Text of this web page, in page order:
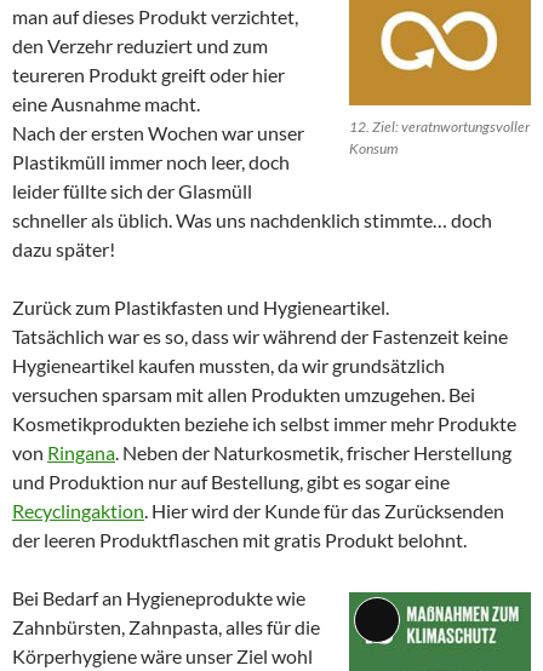
12. Ziel: veratnwortungsvoller
Konsum
man auf dieses Produkt verzichtet,
den Verzehr reduziert und zum
teureren Produkt greift oder hier
eine Ausnahme macht.
Nach der ersten Wochen war unser
Plastikmüll immer noch leer, doch
leider füllte sich der Glasmüll
schneller als üblich. Was uns nachdenklich stimmte… doch
dazu später!
Zurück zum Plastikfasten und Hygieneartikel.
Tatsächlich war es so, dass wir während der Fastenzeit keine
Hygieneartikel kaufen mussten, da wir grundsätzlich
versuchen sparsam mit allen Produkten umzugehen. Bei
Kosmetikprodukten beziehe ich selbst immer mehr Produkte
von Ringana . Neben der Naturkosmetik, frischer Herstellung
und Produktion nur auf Bestellung, gibt es sogar eine
Recyclingaktion . Hier wird der Kunde für das Zurücksenden
der leeren Produktflaschen mit gratis Produkt belohnt.
Lange
Bei Bedarf an Hygieneprodukte wie
Zahnbürsten, Zahnpasta, alles für die
Körperhygiene wäre unser Ziel wohl